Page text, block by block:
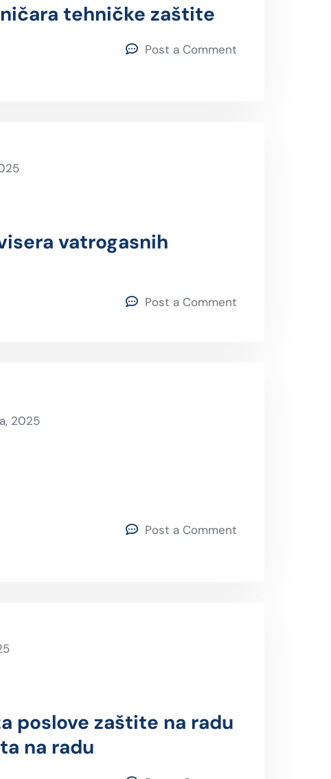
tehničke zaštite
Post a Comment
vatrogasnih
Post a Comment
2025
Post a Comment
poslove zaštite na radu
na radu